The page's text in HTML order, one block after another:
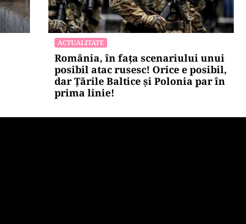
ACTUALITATE
România, în fața scenariului unui
posibil atac rusesc! Orice e posibil,
dar Țările Baltice și Polonia par în
prima linie!